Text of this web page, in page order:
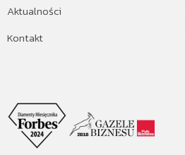
Aktualności
Kontakt